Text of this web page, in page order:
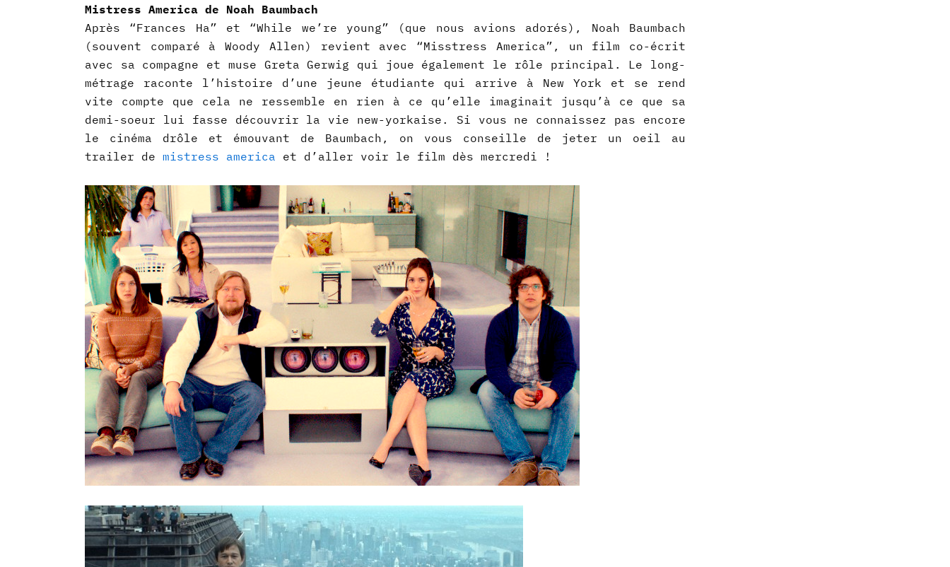
Mistress America de Noah Baumbach
Après “Frances Ha” et “While we’re young” (que nous avions adorés), Noah Baumbach
(souvent comparé à Woody Allen) revient avec “Misstress America”, un film co-écrit
avec sa compagne et muse Greta Gerwig qui joue également le rôle principal. Le long-
métrage raconte l’histoire d’une jeune étudiante qui arrive à New York et se rend
vite compte que cela ne ressemble en rien à ce qu’elle imaginait jusqu’à ce que sa
demi-soeur lui fasse découvrir la vie new-yorkaise. Si vous ne connaissez pas encore
le cinéma drôle et émouvant de Baumbach, on vous conseille de jeter un oeil au
trailer de mistress america et d’aller voir le film dès mercredi !